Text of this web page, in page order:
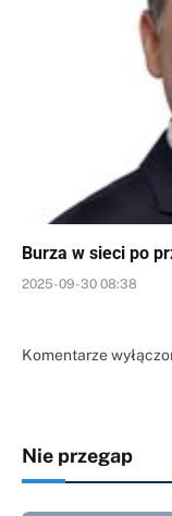
Burza w sieci po
2025-09-30 08:38
Komentarze
Nie przegap